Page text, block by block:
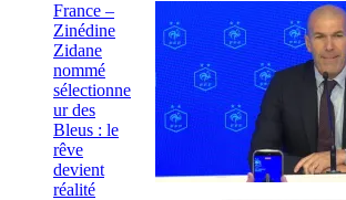
France –
Zinédine
Zidane
nommé
sélectionne
ur des
Bleus : le
rêve
devient
réalité